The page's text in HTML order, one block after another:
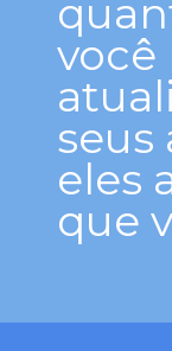
você
seus
eles
que